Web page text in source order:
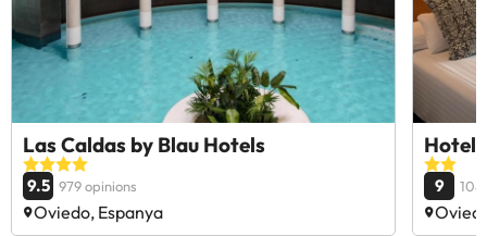
Las Caldas by Blau Hotels
9.5 979 opinions
Oviedo, Espanya
Hotel
9